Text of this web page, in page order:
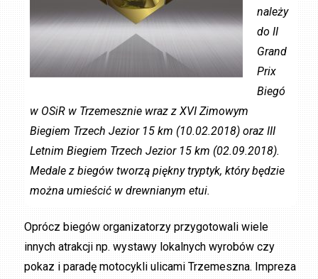
należy
do II
Grand
Prix
Biegó
w OSiR w Trzemesznie wraz z XVI Zimowym
Biegiem Trzech Jezior 15 km (10.02.2018) oraz III
Letnim Biegiem Trzech Jezior 15 km (02.09.2018).
Medale z biegów tworzą piękny tryptyk, który będzie
można umieścić w drewnianym etui.
Oprócz biegów organizatorzy przygotowali wiele
innych atrakcji np. wystawy lokalnych wyrobów czy
pokaz i paradę motocykli ulicami Trzemeszna. Impreza